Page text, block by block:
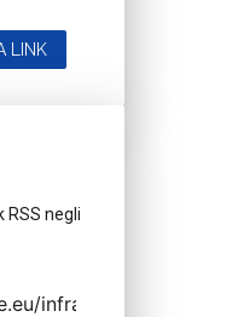
LINK
RSS negli